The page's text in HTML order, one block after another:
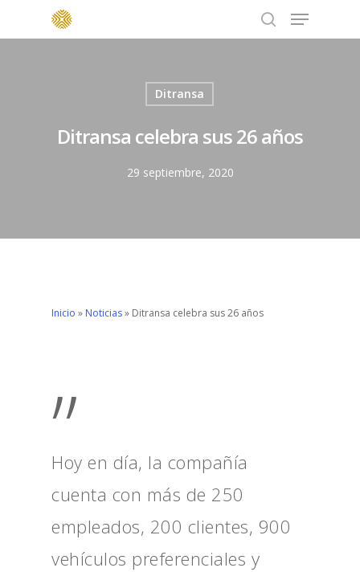
search
Menu
Ditransa
Ditransa celebra sus 26 años
29 septiembre, 2020
Inicio » Noticias» Ditransa celebra sus 26 años
”
Hoy en día, la compañía
cuenta con más de 250
empleados, 200 clientes, 900
vehículos preferenciales y